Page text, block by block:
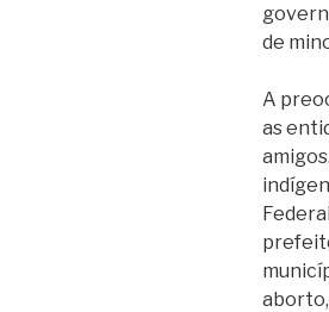
de
A
as